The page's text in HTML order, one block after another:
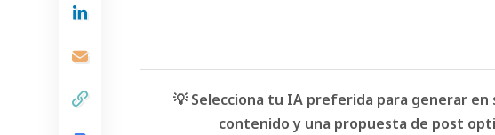
💡 Selecciona tu IA preferida para generar
contenido y una propuesta de post